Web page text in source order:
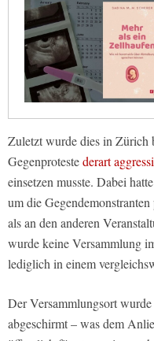
Zuletzt wurde dies in Zürich
Gegenprotestederart
einsetzen musste. Dabei
um die
als an den anderen
wurde keine Versammlung
lediglich in einem
Der Versammlungsort
abgeschirmt – was dem